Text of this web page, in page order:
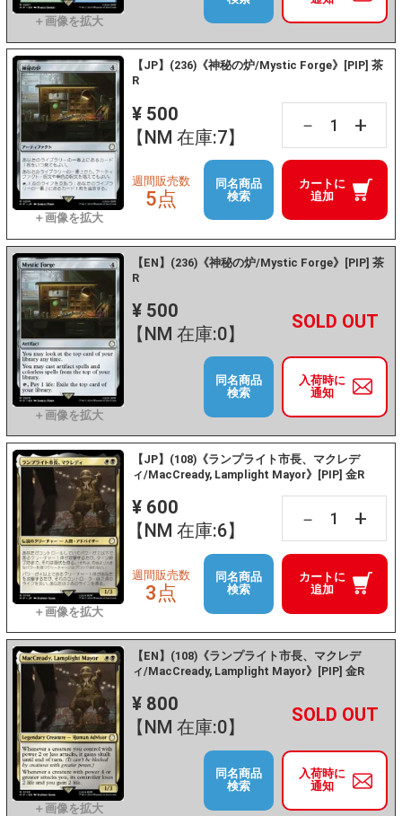
【JP】(236)《神秘の炉/Mystic Forge》[PIP] 茶
R
¥ 500
【NM 在庫:7】
－ +
カートに
追加
週間販売数
5点
同名商品
検索
【EN】(236)《神秘の炉/Mystic Forge》[PIP] 茶
R
¥ 500
【NM 在庫:0】
－ +
入荷時に
通知
同名商品
検索
【JP】(108)《ランプライト市長、マクレデ
ィ/MacCready, Lamplight Mayor》[PIP] 金R
¥ 600
【NM 在庫:6】
－ +
カートに
追加
週間販売数
3点
同名商品
検索
【EN】(108)《ランプライト市長、マクレデ
ィ/MacCready, Lamplight Mayor》[PIP] 金R
¥ 800
【NM 在庫:0】
－ +
入荷時に
通知
同名商品
検索